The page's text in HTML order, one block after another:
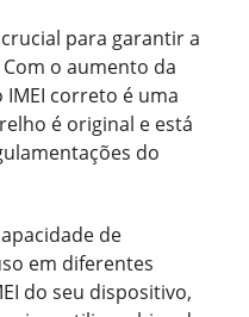
para garantir a
o aumento da
correto é uma
é original e está
do
de
em diferentes
do seu dispositivo,